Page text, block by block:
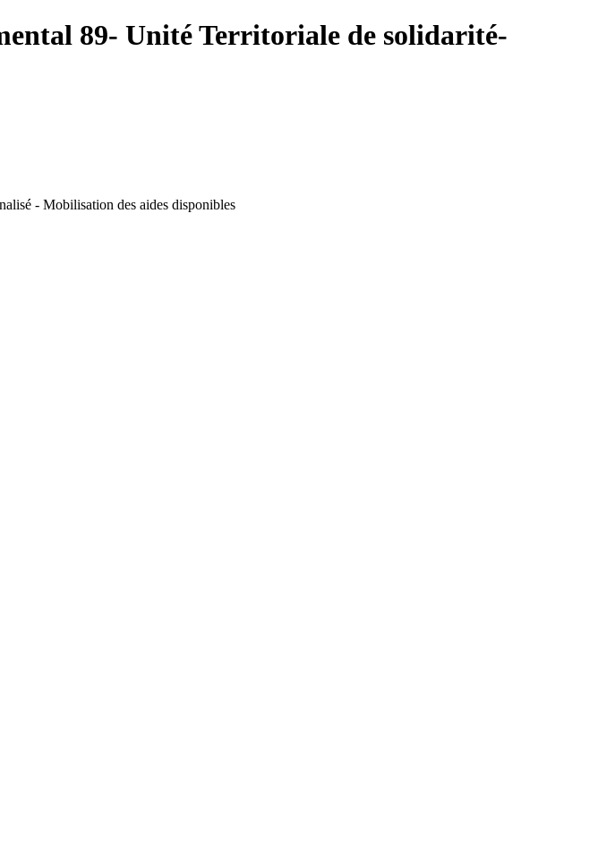
89- Unité Territoriale de solidarité-
- Mobilisation des aides disponibles